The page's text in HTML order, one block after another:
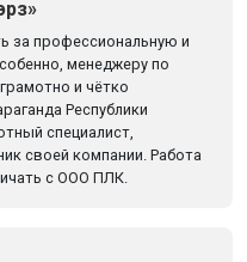
за профессиональную и
менеджеру по
и чётко
Республики
специалист,
своей компании. Работа
с ООО ПЛК.